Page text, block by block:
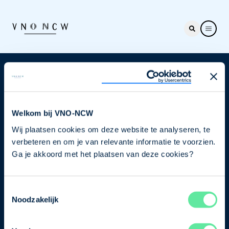
Welkom bij VNO-NCW
Wij plaatsen cookies om deze website te analyseren, te
verbeteren en om je van relevante informatie te voorzien.
Ga je akkoord met het plaatsen van deze cookies?
Noodzakelijk
Nieuwsbrief
je nu in voor de VNO-NCW nieuwsbrief.
Schrijf je in
Direct naar
Ons verhaal